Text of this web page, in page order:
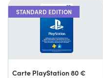
STANDARD EDITION
Carte PlayStation 80 €